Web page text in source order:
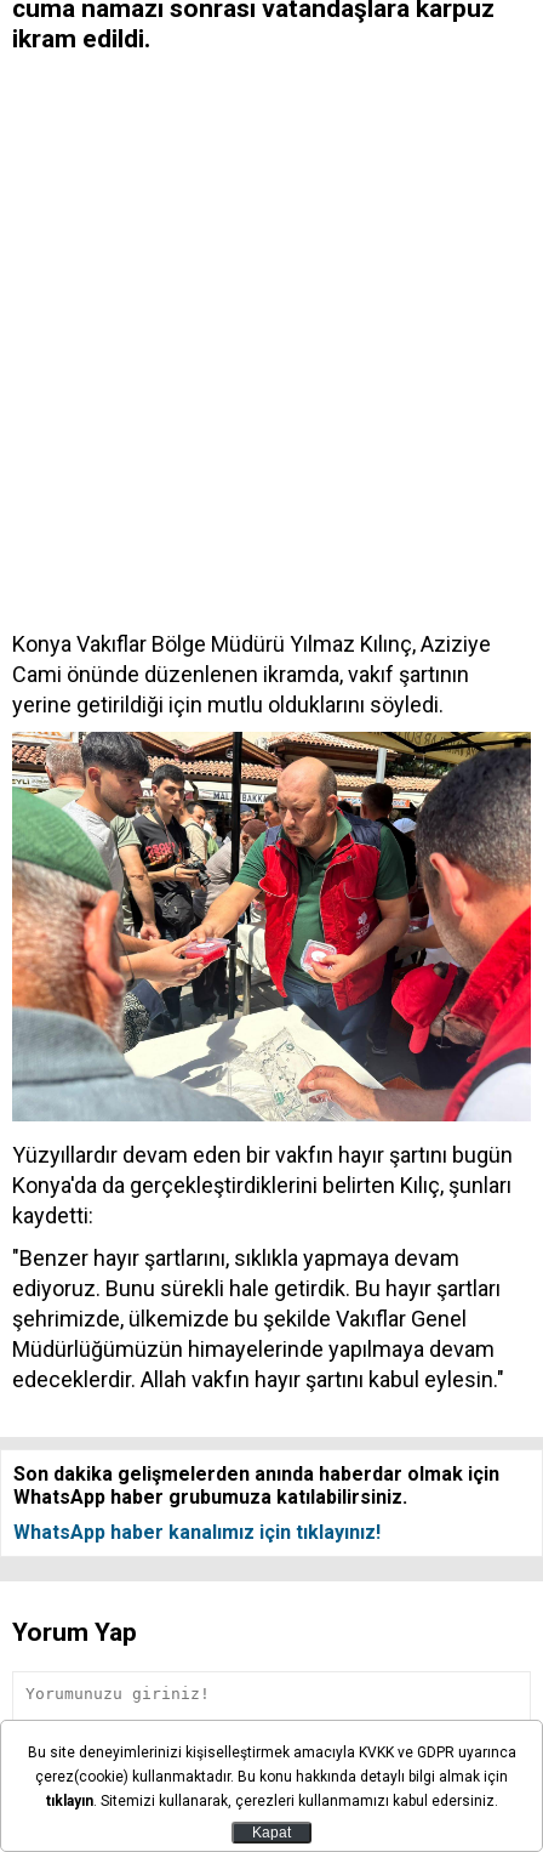
cuma namazı sonrası vatandaşlara karpuz
ikram edildi.
Konya Vakıflar Bölge Müdürü Yılmaz Kılınç, Aziziye
Cami önünde düzenlenen ikramda, vakıf şartının
yerine getirildiği için mutlu olduklarını söyledi.
Yüzyıllardır devam eden bir vakfın hayır şartını bugün
Konya'da da gerçekleştirdiklerini belirten Kılıç, şunları
kaydetti:
"Benzer hayır şartlarını, sıklıkla yapmaya devam
ediyoruz. Bunu sürekli hale getirdik. Bu hayır şartları
şehrimizde, ülkemizde bu şekilde Vakıflar Genel
Müdürlüğümüzün himayelerinde yapılmaya devam
edeceklerdir. Allah vakfın hayır şartını kabul eylesin."
Son dakika gelişmelerden anında haberdar olmak için
WhatsApp haber grubumuza katılabilirsiniz.
WhatsApp haber kanalımız için tıklayınız!
Yorum Yap
Bu site deneyimlerinizi kişiselleştirmek amacıyla KVKK ve GDPR uyarınca
çerez(cookie) kullanmaktadır. Bu konu hakkında detaylı bilgi almak için
tıklayın. Sitemizi kullanarak, çerezleri kullanmamızı kabul edersiniz.
Kapat